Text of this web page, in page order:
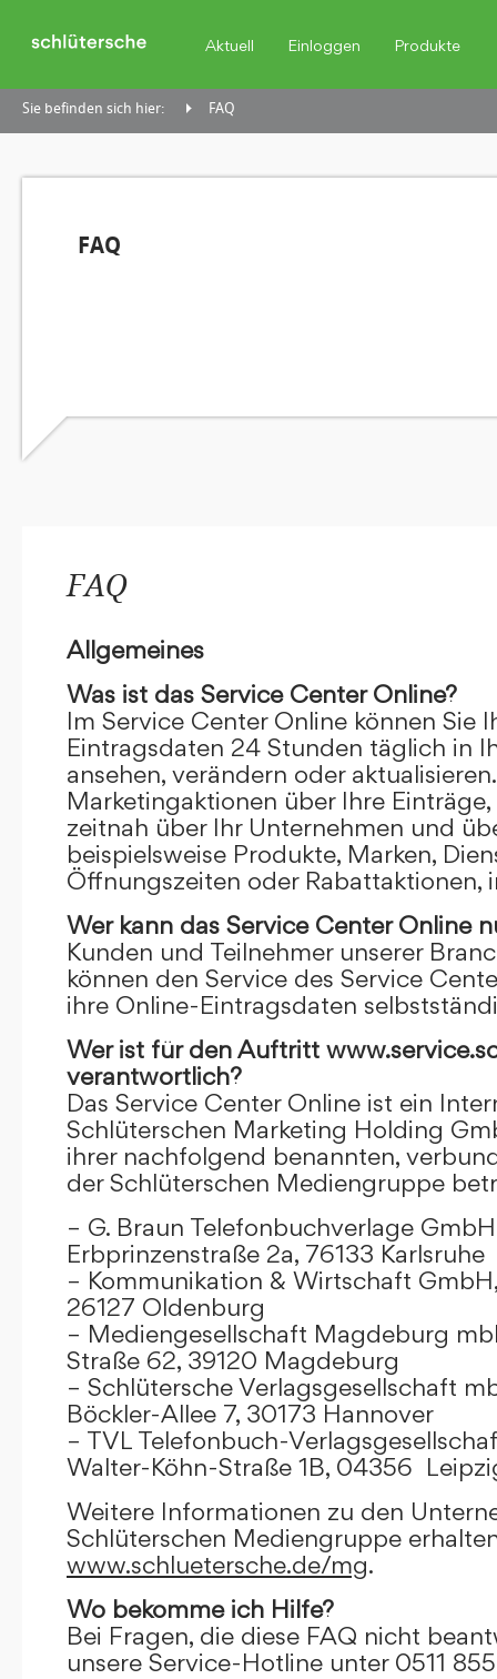
Aktuell Einloggen Produkte
Sie befinden sich hier: FAQ
FAQ
FAQ
Allgemeines
Was ist das Service Center Online?
Im Service Center Online können Sie
Eintragsdaten 24 Stunden täglich in
ansehen, verändern oder
Marketingaktionen über Ihre
zeitnah über Ihr Unternehmen und
beispielsweise Produkte, Marken,
Öffnungszeiten oder Rabattaktionen,
Wer kann das Service Center Online
Kunden und Teilnehmer unserer
können den Service des Service
ihre Online-Eintragsdaten
Wer ist für den Auftritt
verantwortlich?
Das Service Center Online ist ein
Schlüterschen Marketing Holding
ihrer nachfolgend benannten,
der Schlüterschen Mediengruppe
– G. Braun Telefonbuchverlage GmbH
Erbprinzenstraße 2a, 76133 Karlsruhe
– Kommunikation & Wirtschaft
26127 Oldenburg
– Mediengesellschaft Magdeburg
Straße 62, 39120 Magdeburg
– Schlütersche Verlagsgesellschaft
Böckler-Allee 7, 30173 Hannover
– TVL Telefonbuch-
Walter-Köhn-Straße 1B, 04356
Weitere Informationen zu den
Schlüterschen Mediengruppe
www.schluetersche.de/mg.
Wo bekomme ich Hilfe?
Bei Fragen, die diese FAQ nicht
unsere Service-Hotline unter 0511